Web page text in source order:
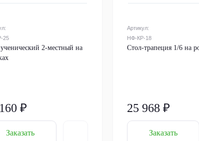
25
2-местный на
₽
Заказать
Артикул:
НФ-КР-18
Стол-трапеция 1/6 на
25 968 ₽
Заказать